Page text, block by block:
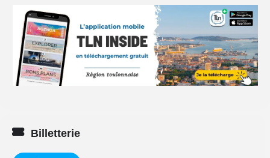
Billetterie